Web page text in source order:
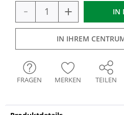
- + IN
IN IHREM
FRAGEN MERKEN TEILEN